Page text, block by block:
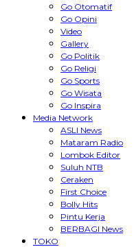
Go Otomatif
Go Opini
Video
Gallery
Go Politik
Go Religi
Go Sports
Go Wisata
Go Inspira
Media Network
ASLI News
Mataram Radio
Lombok Editor
Suluh NTB
Ceraken
First Choice
Bolly Hits
Pintu Kerja
BERBAGI News
TOKO